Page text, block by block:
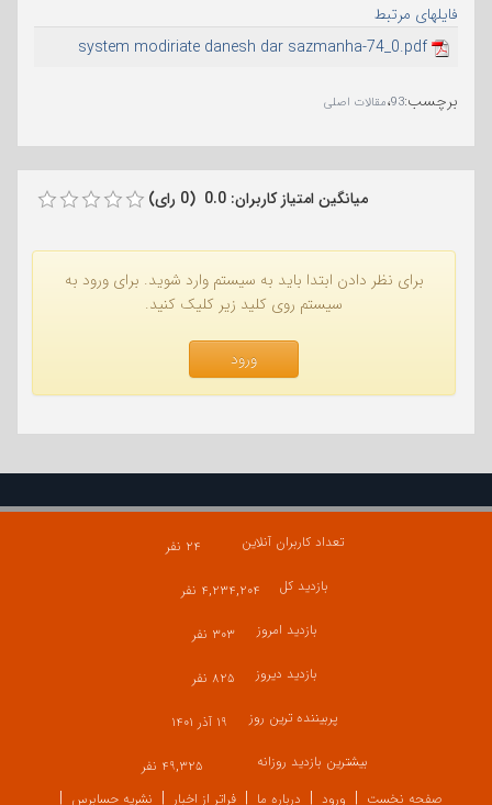
فایلهای مرتبط
system modiriate danesh dar sazmanha-74_0.pdf
برچسب:
93،مقالات اصلی
میانگین امتیاز کاربران: 0.0 (0 رای)
برای نظر دادن ابتدا باید به سیستم وارد شوید. برای ورود به
سیستم روی کلید زیر کلیک کنید.
ورود
تعداد کاربران آنلاین
۲۴ نفر
بازدید کل
۴,۲۳۴,۲۰۴ نفر
بازدید امروز
۳۰۳ نفر
بازدید دیروز
۸۲۵ نفر
پربیننده ترین روز
۱۹ آذر ۱۴۰۱
بیشترین بازدید روزانه
۴۹,۳۲۵ نفر
صفحه نخست
ورود درباره ما فراتر از اخبار نشریه حسابرس